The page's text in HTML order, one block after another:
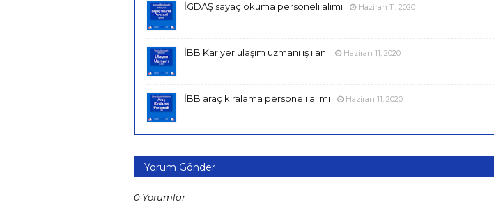
İGDAŞ sayaç okuma personeli alımı Haziran 11, 2020
İBB Kariyer ulaşım uzmanı iş ilanı Haziran 11, 2020
İBB araç kiralama personeli alımı Haziran 11, 2020
Yorum Gönder
0 Yorumlar